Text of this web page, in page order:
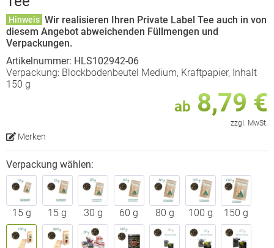
Hinweis Wir realisieren Ihren Private Label Tee auch in von
diesem Angebot abweichenden Füllmengen und
Verpackungen.
Artikelnummer: HLS102942-06
Verpackung: Blockbodenbeutel Medium, Kraftpapier, Inhalt
150 g
ab 8,79 €
zzgl. MwSt.
Merken
Verpackung wählen:
15 g 15 g 30 g 60 g 80 g 100 g 150 g